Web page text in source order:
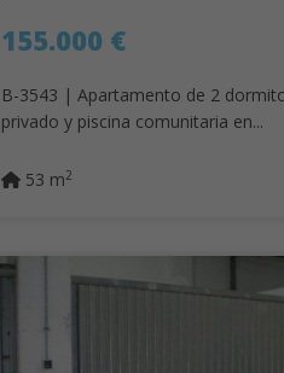
155.000 €
B-3543 | Apartamento de 2
privado y piscina comunitaria en...
53 m2